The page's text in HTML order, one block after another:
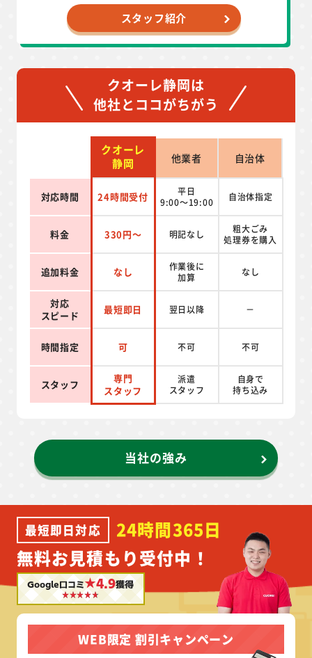
スタッフ紹介
クオーレ静岡は
他社とココがちがう
クオーレ
静岡
他業者 自治体
対応時間 24時間受付
平日
9:00～19:00
自治体指定
料金 330円～ 明記なし
粗大ごみ
処理券を購入
追加料金 なし
作業後に
加算
なし
対応
スピード
最短即日 翌日以降 －
時間指定 可 不可 不可
スタッフ
専門
スタッフ
派遣
スタッフ
自身で
持ち込み
当社の強み
最短即日対応
24時間365日
無料お見積もり受付中！
Google口コミ★4.9獲得
WEB限定 割引キャンペーン